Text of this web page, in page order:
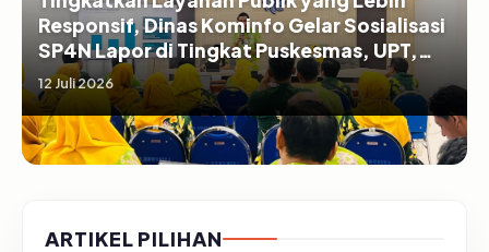
Responsif, Dinas Kominfo Gelar Sosialisasi
SP4N Lapor di Tingkat Puskesmas, UPT,
serta SD/SMP di Kabupaten Pasuruan
12 Juli 2026
ARTIKEL PILIHAN